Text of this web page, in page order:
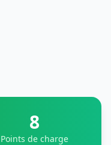
8
Points de charge